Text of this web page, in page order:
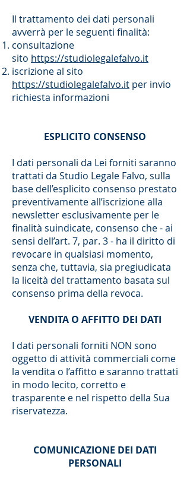
Il trattamento dei dati personali
avverrà per le seguenti finalità:
consultazione
sito https://studiolegalefalvo.it
iscrizione al sito
https://studiolegalefalvo.it per invio
richiesta informazioni
ESPLICITO CONSENSO
I dati personali da Lei forniti saranno
trattati da Studio Legale Falvo, sulla
base dell’esplicito consenso prestato
preventivamente all’iscrizione alla
newsletter esclusivamente per le
finalità suindicate, consenso che - ai
sensi dell’art. 7, par. 3 - ha il diritto di
revocare in qualsiasi momento,
senza che, tuttavia, sia pregiudicata
la liceità del trattamento basata sul
consenso prima della revoca.
VENDITA O AFFITTO DEI DATI
I dati personali forniti NON sono
oggetto di attività commerciali come
la vendita o l’affitto e saranno trattati
in modo lecito, corretto e
trasparente e nel rispetto della Sua
riservatezza.
COMUNICAZIONE DEI DATI
PERSONALI